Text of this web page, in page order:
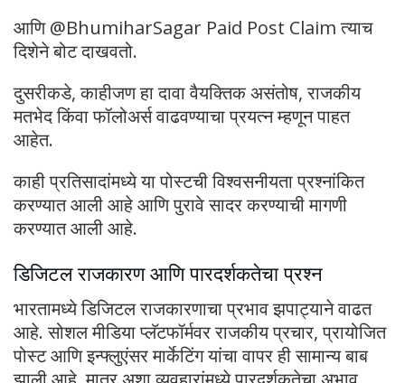
आणि @BhumiharSagar Paid Post Claim त्याच
दिशेने बोट दाखवतो.
दुसरीकडे, काहीजण हा दावा वैयक्तिक असंतोष, राजकीय
मतभेद किंवा फॉलोअर्स वाढवण्याचा प्रयत्न म्हणून पाहत
आहेत.
काही प्रतिसादांमध्ये या पोस्टची विश्वसनीयता प्रश्नांकित
करण्यात आली आहे आणि पुरावे सादर करण्याची मागणी
करण्यात आली आहे.
डिजिटल राजकारण आणि पारदर्शकतेचा प्रश्न
भारतामध्ये डिजिटल राजकारणाचा प्रभाव झपाट्याने वाढत
आहे. सोशल मीडिया प्लॅटफॉर्मवर राजकीय प्रचार, प्रायोजित
पोस्ट आणि इन्फ्लुएंसर मार्केटिंग यांचा वापर ही सामान्य बाब